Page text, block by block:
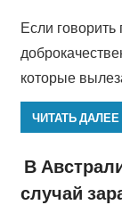
Если
которые
ЧИТАТЬ ДАЛЕЕ
В
случай